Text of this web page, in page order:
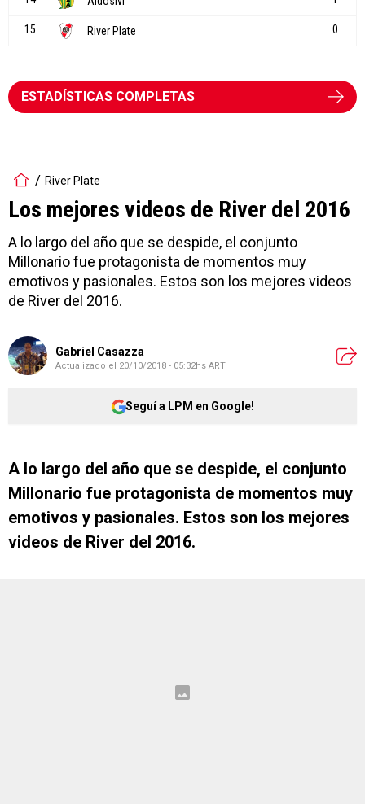
ESTADÍSTICAS COMPLETAS
River Plate
Los mejores videos de River del 2016
A lo largo del año que se despide, el conjunto
Millonario fue protagonista de momentos muy
emotivos y pasionales. Estos son los mejores videos
de River del 2016.
Gabriel Casazza
Actualizado el 20/10/2018 - 05:32hs ART
Seguí a LPM en Google!
A lo largo del año que se despide, el conjunto
Millonario fue protagonista de momentos muy
emotivos y pasionales. Estos son los mejores
videos de River del 2016.